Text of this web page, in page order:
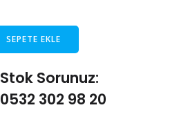
SEPETE EKLE
Stok Sorunuz:
0532 302 98 20